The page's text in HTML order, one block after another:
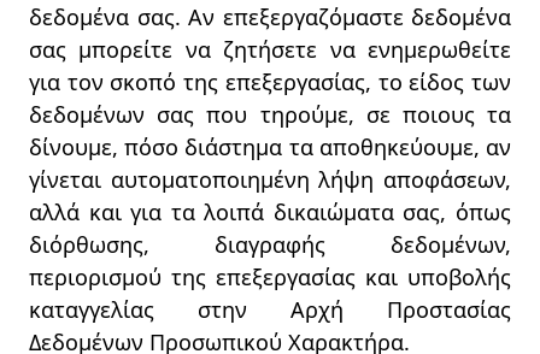
δεδομένα σας. Αν επεξεργαζόμαστε δεδομένα
σας μπορείτε να ζητήσετε να ενημερωθείτε
για τον σκοπό της επεξεργασίας, το είδος των
δεδομένων σας που τηρούμε, σε ποιους τα
δίνουμε, πόσο διάστημα τα αποθηκεύουμε, αν
γίνεται αυτοματοποιημένη λήψη αποφάσεων,
αλλά και για τα λοιπά δικαιώματα σας, όπως
διόρθωσης, διαγραφής δεδομένων,
περιορισμού της επεξεργασίας και υποβολής
καταγγελίας στην Αρχή Προστασίας
Δεδομένων Προσωπικού Χαρακτήρα.